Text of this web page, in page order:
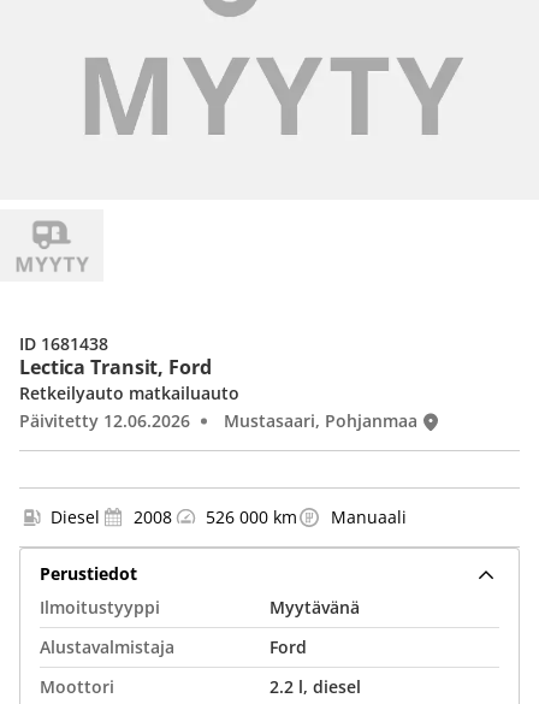
Lectica Transit, Ford
Retkeilyauto matkailuauto
Päivitetty 12.06.2026
Mustasaari, Pohjanmaa
ID 1681438
Diesel 2008 526 000 km Manuaali
Perustiedot
Ilmoitustyyppi
Myytävänä
Alustavalmistaja
Ford
Moottori
2.2 l, diesel